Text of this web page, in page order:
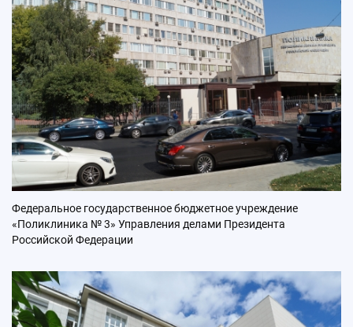
Федеральное государственное бюджетное учреждение
«Поликлиника № 3» Управления делами Президента
Российской Федерации